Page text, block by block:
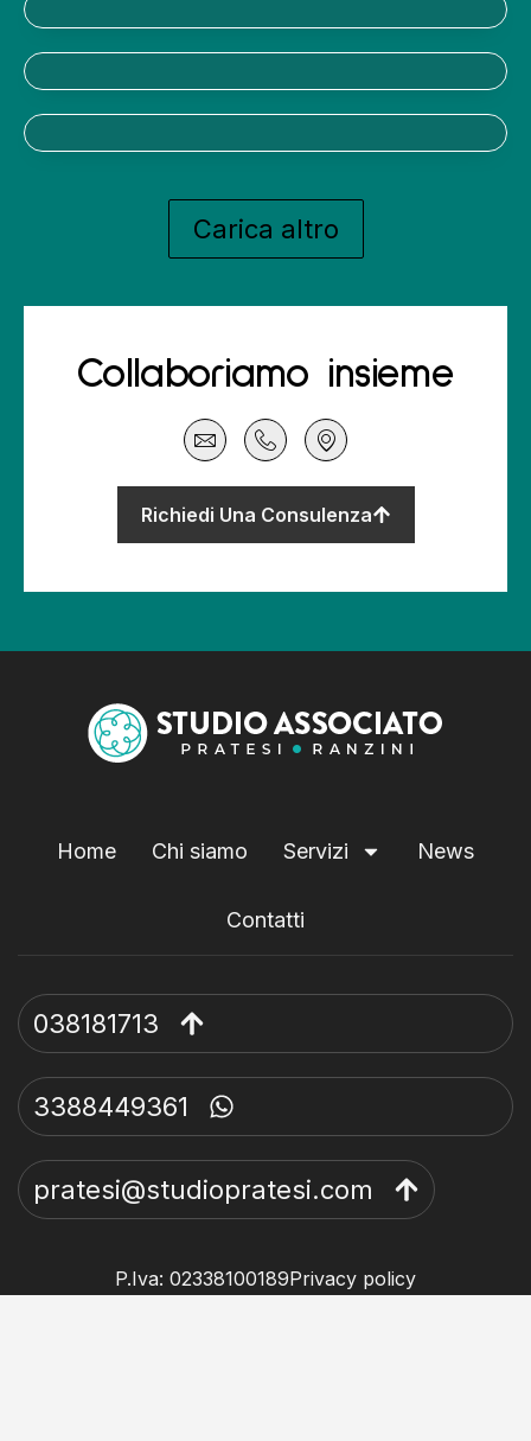
Carica altro
Collaboriamo insieme
Richiedi Una Consulenza
Home Chi siamo Servizi News
Contatti
038181713
3388449361
pratesi@studiopratesi.com
P.Iva: 02338100189Privacy policy